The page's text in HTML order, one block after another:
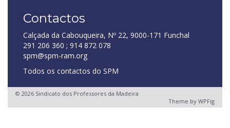
Contactos
Calçada da Cabouqueira, Nº 22, 9000-171 Funchal
291 206 360 ; 914 872 078
spm@spm-ram.org
Todos os contactos do SPM
© 2026 Sindicato dos Professores da Madeira
Theme by WPFig